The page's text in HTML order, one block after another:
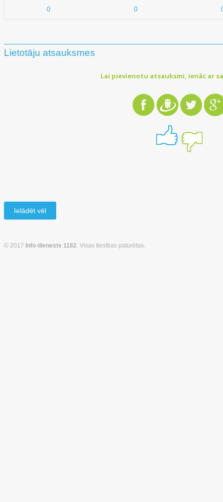
0 0
Lietotāju atsauksmes
Lai pievienotu atsauksmi, ienāc ar
Ielādēt vēl
© 2017 Info dienests 1182. Visas tiesības paturētas.